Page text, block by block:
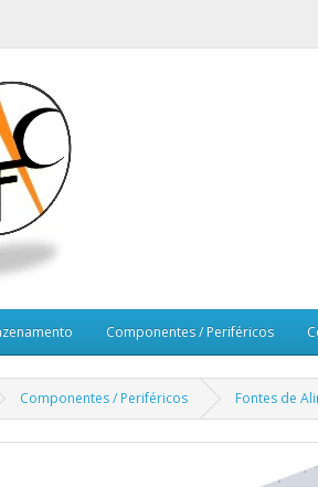
Componentes / Periféricos
Componentes / Periféricos Fontes de